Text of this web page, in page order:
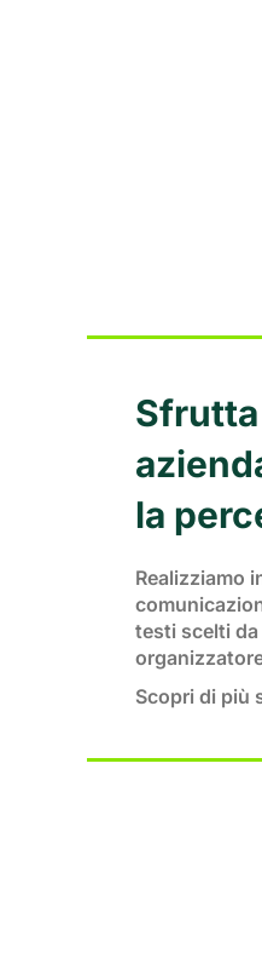
Sfrutta
la
Realizziamo
testi scelti da
Scopri di più